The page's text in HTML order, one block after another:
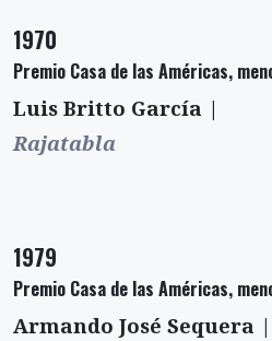
1970
Premio Casa de las Américas,
Luis Britto García |
Rajatabla
1979
Premio Casa de las Américas,
Armando José Sequera |